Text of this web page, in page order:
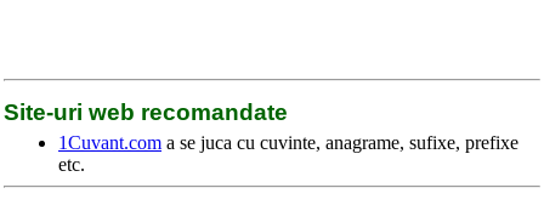
Site-uri web recomandate
1Cuvant.com a se juca cu cuvinte, anagrame, sufixe, prefixe
etc.